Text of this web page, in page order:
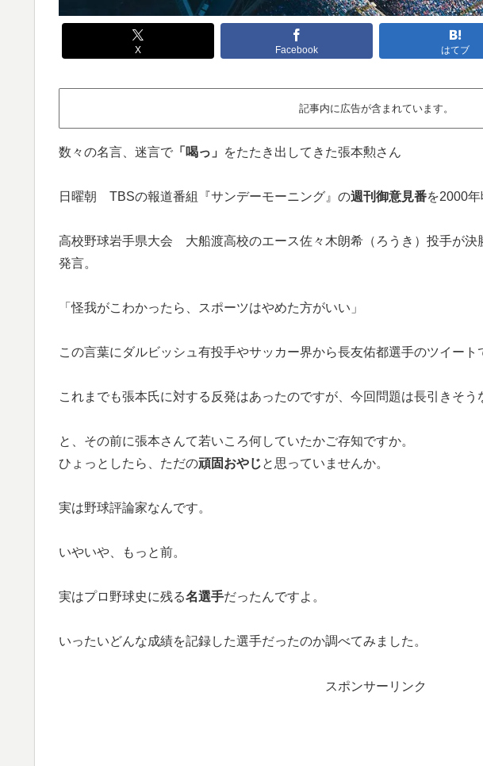
X Facebook はてブ
記事内に広告が含まれています。
数々の名言、迷言で 「喝っ」 をたたき出してきた張本勲さん
日曜朝 TBSの報道番組『サンデーモーニング』の週刊御意見番を2000年
高校野球岩手県大会 大船渡高校のエース佐々木朗希（ろうき）投手が決
発言。
「怪我がこわかったら、スポーツはやめた方がいい」
この言葉にダルビッシュ有投手やサッカー界から長友佑都選手のツイート
これまでも張本氏に対する反発はあったのですが、今回問題は長引きそう
と、その前に張本さんて若いころ何していたかご存知ですか。
ひょっとしたら、ただの頑固おやじと思っていませんか。
実は野球評論家なんです。
いやいや、もっと前。
実はプロ野球史に残る名選手だったんですよ。
いったいどんな成績を記録した選手だったのか調べてみました。
スポンサーリンク